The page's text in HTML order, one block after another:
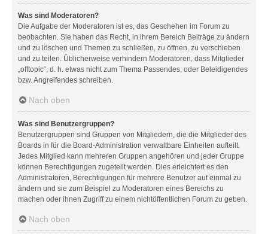
Was sind Moderatoren?
Die Aufgabe der Moderatoren ist es, das Geschehen im Forum zu
beobachten. Sie haben das Recht, in ihrem Bereich Beiträge zu ändern
und zu löschen und Themen zu schließen, zu öffnen, zu verschieben
und zu teilen. Üblicherweise verhindern Moderatoren, dass Mitglieder
„offtopic“, d. h. etwas nicht zum Thema Passendes, oder Beleidigendes
bzw. Angreifendes schreiben.
Nach oben
Was sind Benutzergruppen?
Benutzergruppen sind Gruppen von Mitgliedern, die die Mitglieder des
Boards in für die Board-Administration verwaltbare Einheiten aufteilt.
Jedes Mitglied kann mehreren Gruppen angehören und jeder Gruppe
können Berechtigungen zugeteilt werden. Dies erleichtert es den
Administratoren, Berechtigungen für mehrere Benutzer auf einmal zu
ändern und sie zum Beispiel zu Moderatoren eines Bereichs zu
machen oder ihnen Zugriff zu einem nichtöffentlichen Forum zu geben.
Nach oben